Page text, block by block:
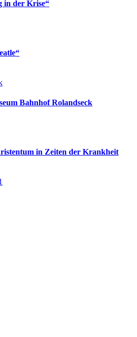
in der Krise“
Bahnhof Rolandseck
in Zeiten der Krankheit